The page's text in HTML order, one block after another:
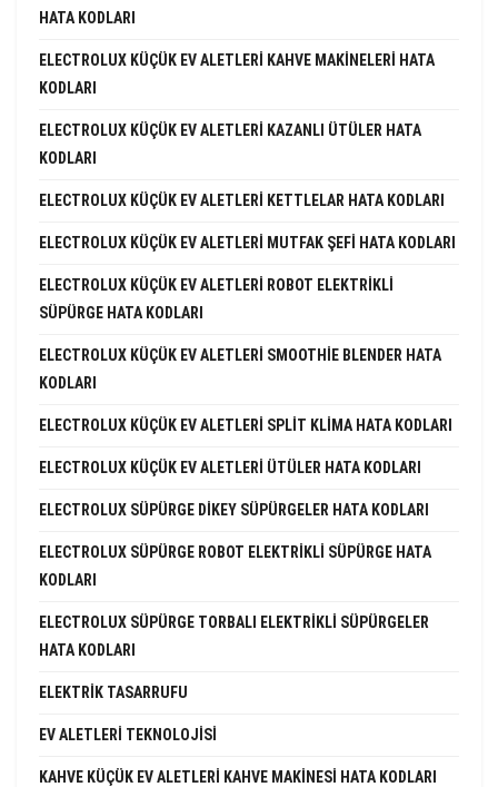
HATA KODLARI
ELECTROLUX KÜÇÜK EV ALETLERI KAHVE MAKINELERI HATA
KODLARI
ELECTROLUX KÜÇÜK EV ALETLERI KAZANLI ÜTÜLER HATA
KODLARI
ELECTROLUX KÜÇÜK EV ALETLERI KETTLELAR HATA KODLARI
ELECTROLUX KÜÇÜK EV ALETLERI MUTFAK ŞEFI HATA KODLARI
ELECTROLUX KÜÇÜK EV ALETLERI ROBOT ELEKTRIKLI
SÜPÜRGE HATA KODLARI
ELECTROLUX KÜÇÜK EV ALETLERI SMOOTHIE BLENDER HATA
KODLARI
ELECTROLUX KÜÇÜK EV ALETLERI SPLIT KLIMA HATA KODLARI
ELECTROLUX KÜÇÜK EV ALETLERI ÜTÜLER HATA KODLARI
ELECTROLUX SÜPÜRGE DIKEY SÜPÜRGELER HATA KODLARI
ELECTROLUX SÜPÜRGE ROBOT ELEKTRIKLI SÜPÜRGE HATA
KODLARI
ELECTROLUX SÜPÜRGE TORBALI ELEKTRIKLI SÜPÜRGELER
HATA KODLARI
ELEKTRIK TASARRUFU
EV ALETLERI TEKNOLOJISI
KAHVE KÜÇÜK EV ALETLERI KAHVE MAKINESI HATA KODLARI